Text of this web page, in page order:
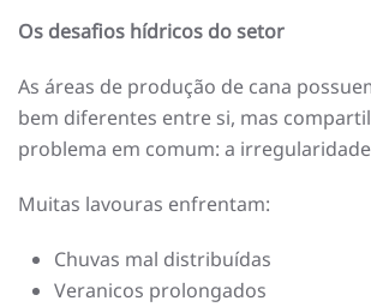
Os desafios hídricos do setor
As áreas de produção de cana
bem diferentes entre si, mas
problema em comum: a
Muitas lavouras enfrentam:
Chuvas mal distribuídas
Veranicos prolongados